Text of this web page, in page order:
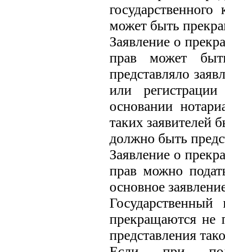
может быть
Заявление о
прав может
представляло
или
основании
таких заявителей
должно быть
Заявление о
прав можно
основное
прекращаются не
представления